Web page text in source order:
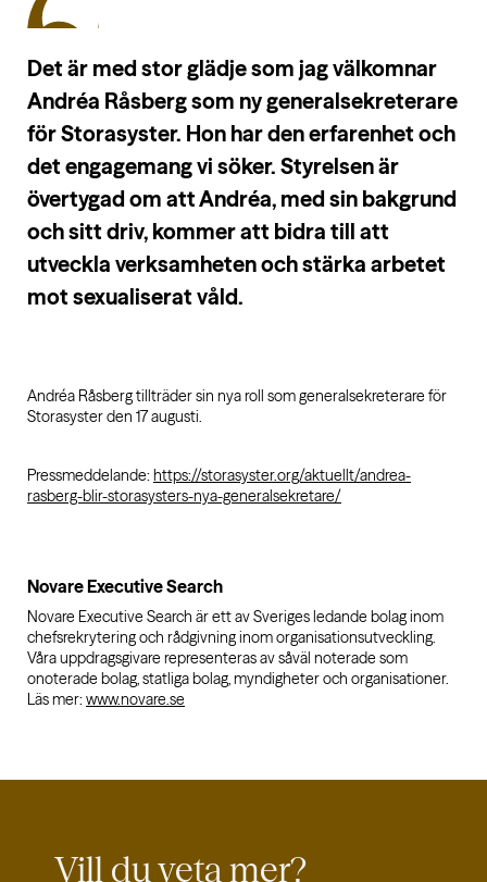
Det är med stor glädje som jag välkomnar
Andréa Råsberg som ny generalsekreterare
för Storasyster. Hon har den erfarenhet och
det engagemang vi söker. Styrelsen är
övertygad om att Andréa, med sin bakgrund
och sitt driv, kommer att bidra till att
utveckla verksamheten och stärka arbetet
mot sexualiserat våld.
Andréa Råsberg tillträder sin nya roll som generalsekreterare för
Storasyster den 17 augusti.
Pressmeddelande: https://storasyster.org/aktuellt/andrea-
rasberg-blir-storasysters-nya-generalsekretare/
Novare Executive Search
Novare Executive Search är ett av Sveriges ledande bolag inom
chefsrekrytering och rådgivning inom organisationsutveckling.
Våra uppdragsgivare representeras av såväl noterade som
onoterade bolag, statliga bolag, myndigheter och organisationer.
Läs mer: www.novare.se
Vill du veta mer?